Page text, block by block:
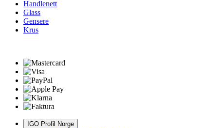
Handlenett
Glass
Gensere
Krus
IGO Profil Norge